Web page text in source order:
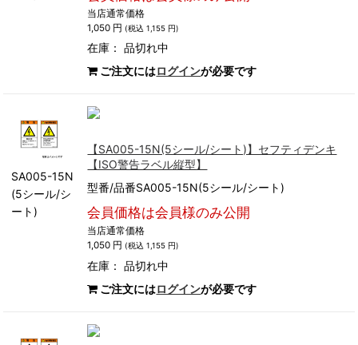
当店通常価格
1,050 円 (税込 1,155 円)
在庫：品切れ中
ご注文にはログインが必要です
SA005-15N
(5シール/シ
ート)
【SA005-15N(5シール/シート)】セフティデンキ
【ISO警告ラベル縦型】
型番/品番SA005-15N(5シール/シート)
会員価格は会員様のみ公開
当店通常価格
1,050 円 (税込 1,155 円)
在庫：品切れ中
ご注文にはログインが必要です